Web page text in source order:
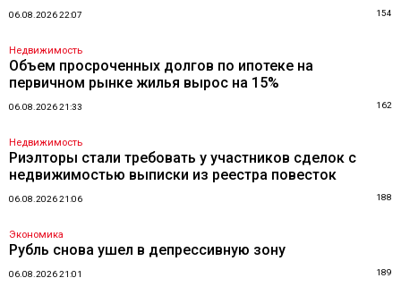
06.08.2026 22:07 154
Недвижимость
Объем просроченных долгов по ипотеке на
первичном рынке жилья вырос на 15%
06.08.2026 21:33 162
Недвижимость
Риэлторы стали требовать у участников сделок с
недвижимостью выписки из реестра повесток
06.08.2026 21:06 188
Экономика
Рубль снова ушел в депрессивную зону
06.08.2026 21:01 189